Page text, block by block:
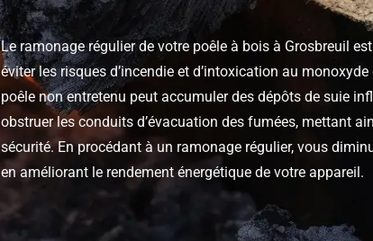
Le ramonage régulier de votre poêle à bois à Grosbreuil
éviter les risques d’incendie et d’intoxication au monoxyde
poêle non entretenu peut accumuler des dépôts de suie
obstruer les conduits d’évacuation des fumées, mettant
sécurité. En procédant à un ramonage régulier, vous
en améliorant le rendement énergétique de votre appareil.